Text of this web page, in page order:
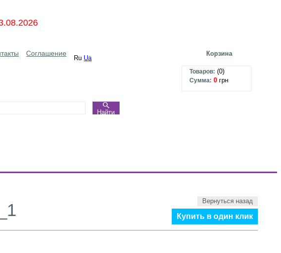
Соглашение
Ru Ua
Найти
Корзина
Товаров: (0)
Сумма: 0 грн
Вернуться назад
Купить в один клик